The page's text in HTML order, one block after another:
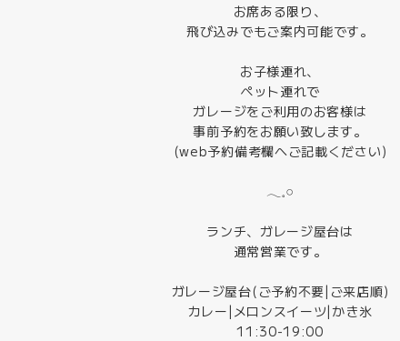
お席ある限り、
飛び込みでもご案内可能です。
お子様連れ、
ペット連れで
ガレージをご利用のお客様は
事前予約をお願い致します。
(web予約備考欄へご記載ください)
𓂃𓈒𓏸
ランチ、ガレージ屋台は
通常営業です。
ガレージ屋台(ご予約不要|ご来店順)
カレー|メロンスイーツ|かき氷
11:30-19:00